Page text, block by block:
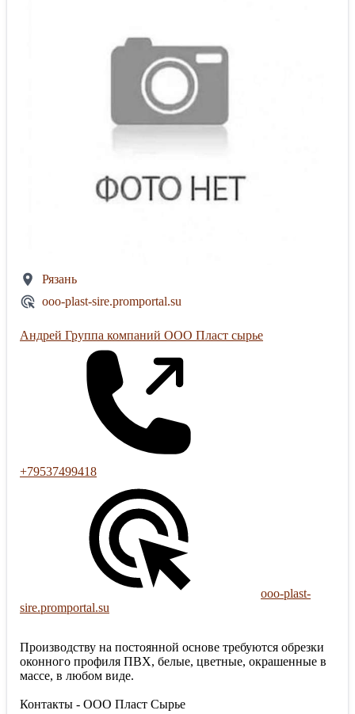
Рязань
ooo-plast-sire.promportal.su
Андрей Группа компаний ООО Пласт сырье
+79537499418
ooo-plast-
sire.promportal.su
Производству на постоянной основе требуются обрезки
оконного профиля ПВХ, белые, цветные, окрашенные в
массе, в любом виде.
Контакты - ООО Пласт Сырье